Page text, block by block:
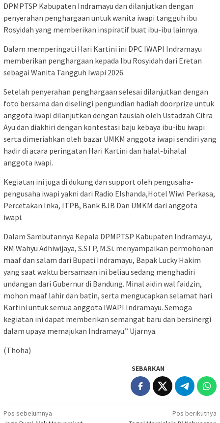
DPMPTSP Kabupaten Indramayu dan dilanjutkan dengan
penyerahan penghargaan untuk wanita iwapi tangguh ibu
Rosyidah yang memberikan inspiratif buat ibu-ibu lainnya.
Dalam memperingati Hari Kartini ini DPC IWAPI Indramayu
memberikan penghargaan kepada Ibu Rosyidah dari Eretan
sebagai Wanita Tangguh Iwapi 2026.
Setelah penyerahan penghargaan selesai dilanjutkan dengan
foto bersama dan diselingi pengundian hadiah doorprize untuk
anggota iwapi dilanjutkan dengan tausiah oleh Ustadzah Citra
Ayu dan diakhiri dengan kontestasi baju kebaya ibu-ibu iwapi
serta dimeriahkan oleh bazar UMKM anggota iwapi sendiri yang
hadir di acara peringatan Hari Kartini dan halal-bihalal
anggota iwapi.
Kegiatan ini juga di dukung dan support oleh pengusaha-
pengusaha iwapi yakni dari Radio Elshanda,Hotel Wiwi Perkasa,
Percetakan Inka, ITPB, Bank BJB Dan UMKM dari anggota
iwapi.
Dalam Sambutannya Kepala DPMPTSP Kabupaten Indramayu,
RM Wahyu Adhiwijaya, S.STP, M.Si. menyampaikan permohonan
maaf dan salam dari Bupati Indramayu, Bapak Lucky Hakim
yang saat waktu bersamaan ini beliau sedang menghadiri
undangan dari Gubernur di Bandung. Minal aidin wal faidzin,
mohon maaf lahir dan batin, serta mengucapkan selamat hari
Kartini untuk semua anggota IWAPI Indramayu. Semoga
kegiatan ini dapat memberikan semangat baru dan bersinergi
dalam upaya memajukan Indramayu.” Ujarnya.
(Thoha)
SEBARKAN
Navigasi
Pos sebelumnya
Pos berikutnya